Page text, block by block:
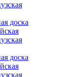
доска
доска